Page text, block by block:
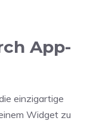
App-
einzigartige
Widget zu